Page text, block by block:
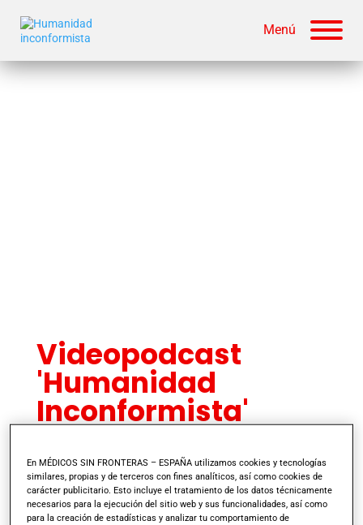
Menú
Videopodcast
'Humanidad
Inconformista'
T1. E1. Buscar
refugio no es un
crimen
En MÉDICOS SIN FRONTERAS – ESPAÑA utilizamos cookies y tecnologías
similares, propias y de terceros con fines analíticos, así como cookies de
carácter publicitario. Esto incluye el tratamiento de los datos técnicamente
necesarios para la ejecución del sitio web y sus funcionalidades, así como
para la creación de estadísticas y analizar tu comportamiento de